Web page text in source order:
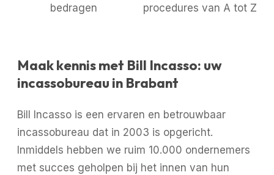
bedragen
procedures van A tot Z
Maak kennis met Bill Incasso: uw
incassobureau in Brabant
Bill Incasso is een ervaren en betrouwbaar
incassobureau dat in 2003 is opgericht.
Inmiddels hebben we ruim 10.000 ondernemers
met succes geholpen bij het innen van hun